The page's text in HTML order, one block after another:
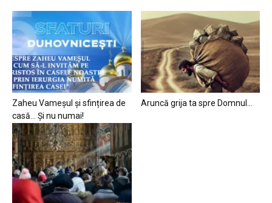
Zaheu Vameșul și sfințirea de
casă… Și nu numai!
Aruncă grija ta spre Domnul…